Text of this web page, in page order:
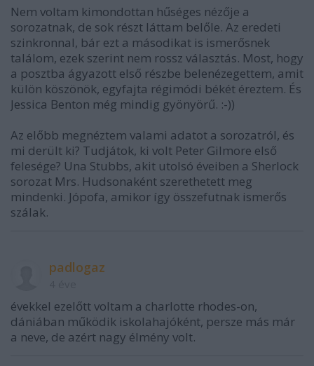
Nem voltam kimondottan hűséges nézője a
sorozatnak, de sok részt láttam belőle. Az eredeti
szinkronnal, bár ezt a másodikat is ismerősnek
találom, ezek szerint nem rossz választás. Most, hogy
a posztba ágyazott első részbe belenézegettem, amit
külön köszönök, egyfajta régimódi békét éreztem. És
Jessica Benton még mindig gyönyörű. :-))
Az előbb megnéztem valami adatot a sorozatról, és
mi derült ki? Tudjátok, ki volt Peter Gilmore első
felesége? Una Stubbs, akit utolsó éveiben a Sherlock
sorozat Mrs. Hudsonaként szerethetett meg
mindenki. Jópofa, amikor így összefutnak ismerős
szálak.
padlogaz
évekkel ezelőtt voltam a charlotte rhodes-on,
dániában működik iskolahajóként, persze más már
a neve, de azért nagy élmény volt.